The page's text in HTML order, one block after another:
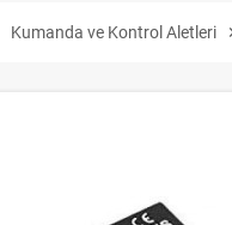
Kumanda ve Kontrol Aletleri